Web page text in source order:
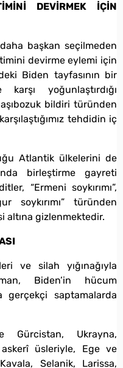
DEVİRMEK İÇİN
başkan seçilmeden
devirme eylemi için
Biden tayfasının bir
yoğunlaştırdığı
bildiri türünden
tehdidin iç
Atlantik ülkelerini de
birleştirme gayreti
“Ermeni soykırımı”,
soykırımı” türünden
altına gizlenmektedir.
ve silah yığınağıyla
Biden’in hücum
gerçekçi saptamalarda
Gürcistan, Ukrayna,
askerî üsleriyle, Ege ve
Selanik, Larissa,